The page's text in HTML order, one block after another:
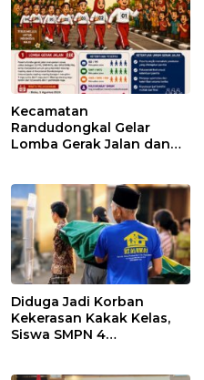
Kecamatan
Randudongkal Gelar
Lomba Gerak Jalan dan
Diduga Jadi Korban
Kekerasan Kakak Kelas,
Siswa SMPN 4